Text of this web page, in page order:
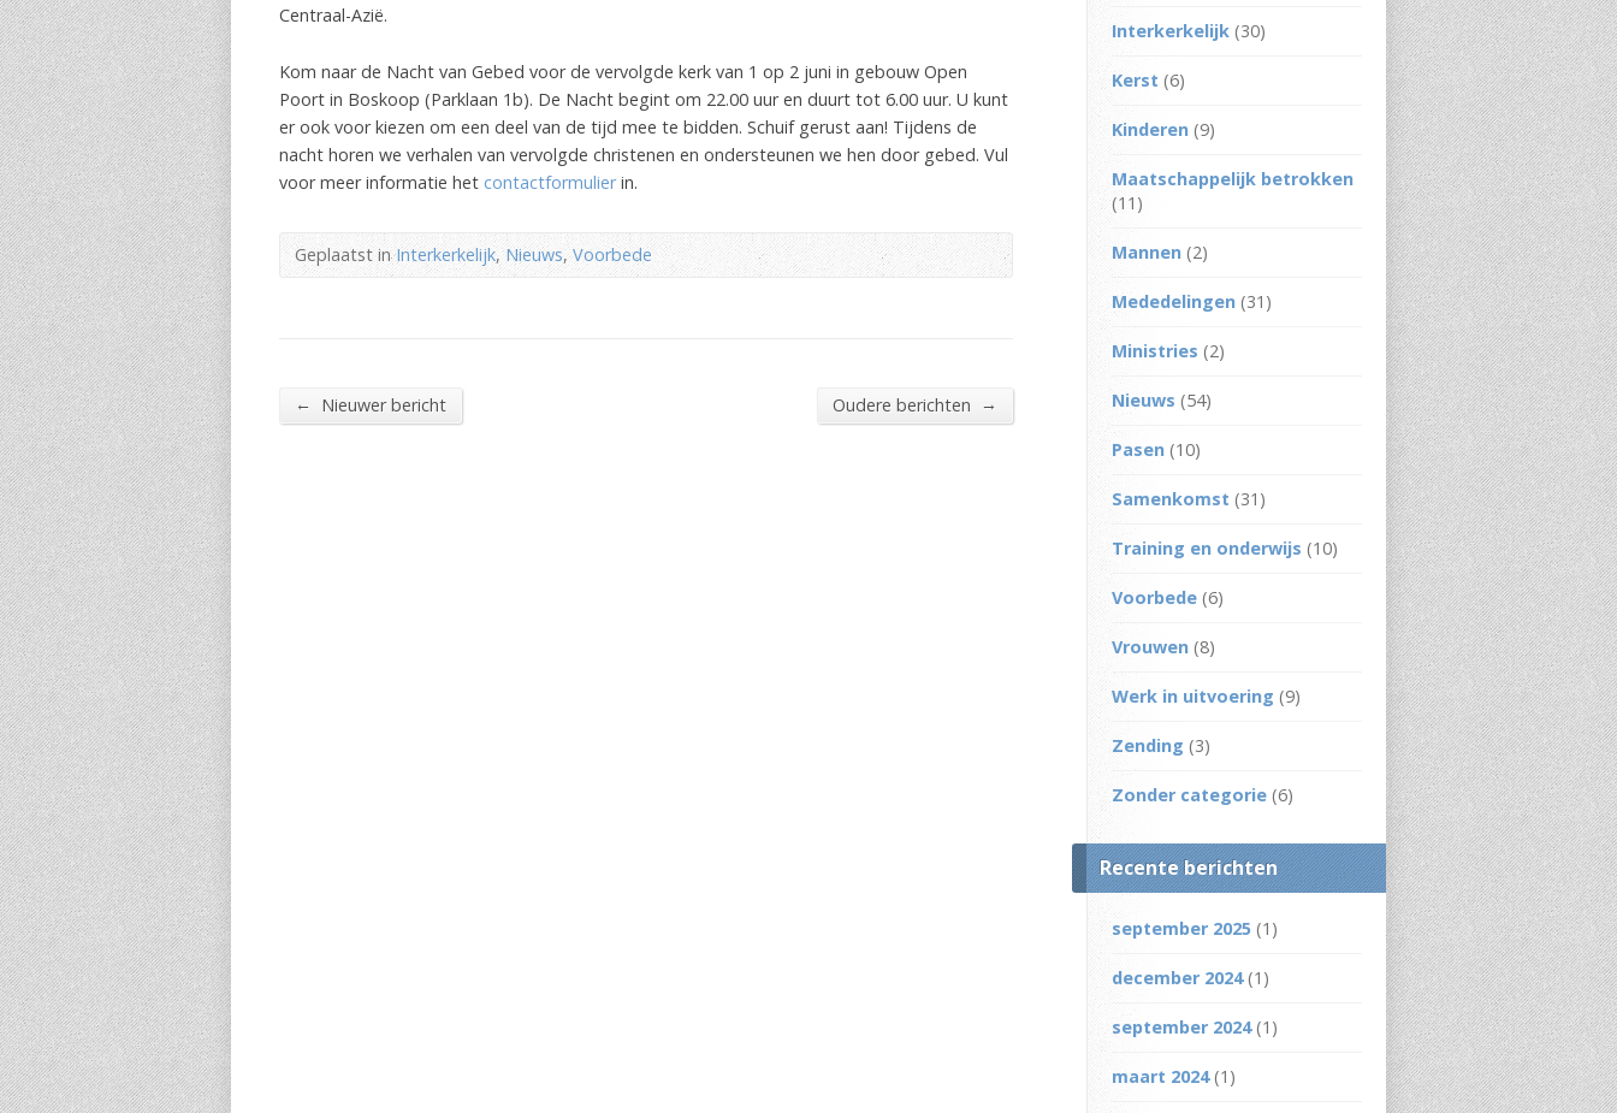
Centraal-Azië.
Kom naar de Nacht van Gebed voor de vervolgde kerk van 1 op 2 juni in gebouw Open
Poort in Boskoop (Parklaan 1b). De Nacht begint om 22.00 uur en duurt tot 6.00 uur. U kunt
er ook voor kiezen om een deel van de tijd mee te bidden. Schuif gerust aan! Tijdens de
nacht horen we verhalen van vervolgde christenen en ondersteunen we hen door gebed. Vul
voor meer informatie het contactformulierin.
Geplaatst inInterkerkelijk,Nieuws, Voorbede
← Nieuwer bericht Oudere berichten →
Interkerkelijk (30)
Kerst (6)
Kinderen (9)
Maatschappelijk betrokken
(11)
Mannen (2)
Mededelingen (31)
Ministries (2)
Nieuws (54)
Pasen (10)
Samenkomst (31)
Training en onderwijs (10)
Voorbede (6)
Vrouwen (8)
Werk in uitvoering (9)
Zending (3)
Zonder categorie (6)
Recente berichten
september 2025 (1)
december 2024(1)
september 2024(1)
maart 2024(1)